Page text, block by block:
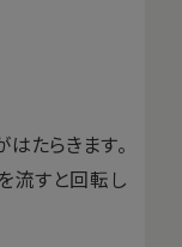
たらきます。
流すと回転し